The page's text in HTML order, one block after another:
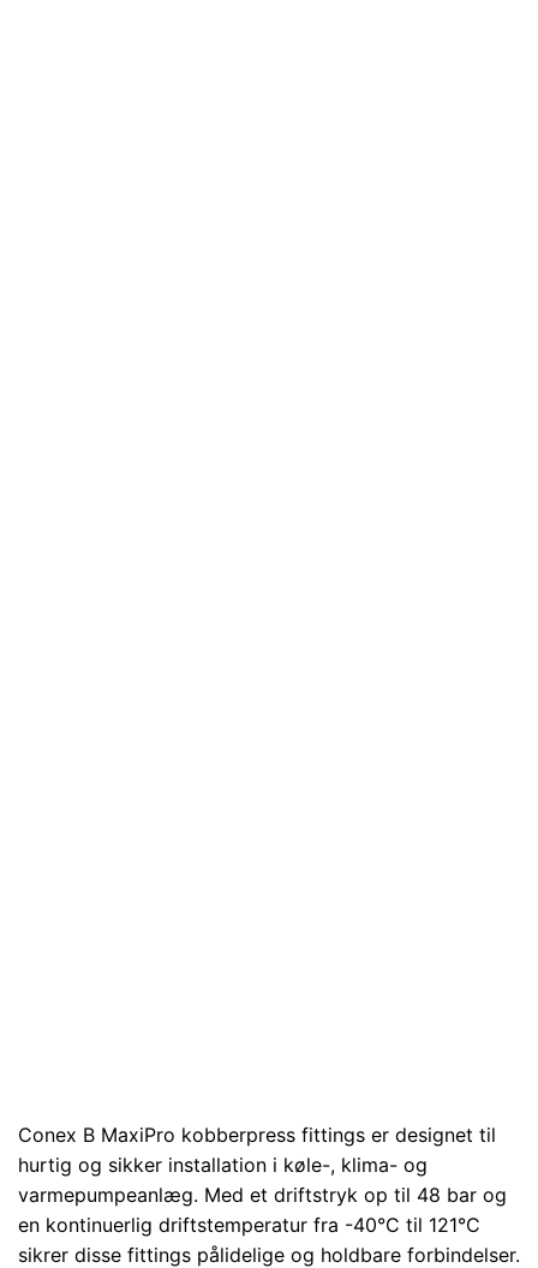
Conex B MaxiPro kobberpress fittings er designet til
hurtig og sikker installation i køle-, klima- og
varmepumpeanlæg. Med et driftstryk op til 48 bar og
en kontinuerlig driftstemperatur fra -40°C til 121°C
sikrer disse fittings pålidelige og holdbare forbindelser.